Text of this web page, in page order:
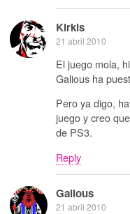
Kirkis
21 abril 2010
El juego mola,
Galious ha
Pero ya digo,
juego y creo
de PS3.
Reply
Galious
21 abril 2010